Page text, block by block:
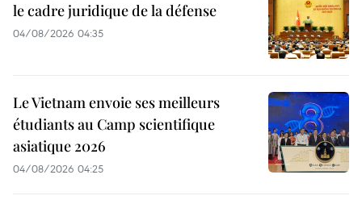
le cadre juridique de la défense
04/08/2026 04:35
Le Vietnam envoie ses meilleurs
étudiants au Camp scientifique
asiatique 2026
04/08/2026 04:25